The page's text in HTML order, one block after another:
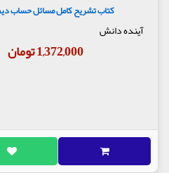
کتاب تشریح کامل مسائل حساب
آینده دانش
1,372,000 تومان